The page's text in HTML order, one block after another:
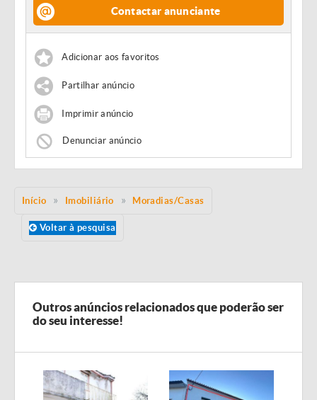
Contactar anunciante
Adicionar aos favoritos
Partilhar anúncio
Imprimir anúncio
Denunciar anúncio
Início Imobiliário Moradias/Casas
Voltar à pesquisa
Outros anúncios relacionados que poderão ser
do seu interesse!